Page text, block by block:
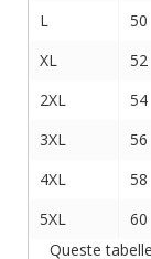
L
50
XL
52
2XL
54
3XL
56
4XL
58
5XL
60
Queste